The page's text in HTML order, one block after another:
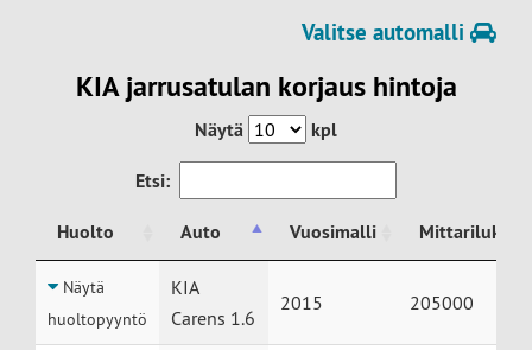
Valitse automalli
KIA jarrusatulan korjaus hintoja
Näytä kpl
Etsi:
Huolto Auto Vuosimalli
Huolto
Auto
Näytä
huoltopyyntö
KIA
Carens 1.6
2015 205000